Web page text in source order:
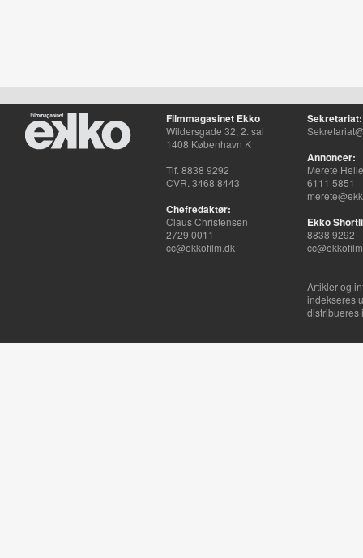
Filmmagasinet Ekko
Wildersgade 32, 2. sal
1408 København K
Tlf. 8838 9292
CVR. 3468 8443
Chefredaktør:
Claus Christensen
2729 0011
cc@ekkofilm.dk
Sekretariat:
Annoncer:
Merete
6111 5851
Ekko
8838 9292
Artikler og
indekseres
distribueres